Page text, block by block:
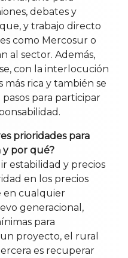
debates y
y trabajo directo
como Mercosur o
al sector. Además,
con la interlocución
rica y también se
para participar
prioridades para
y por qué?
estabilidad y precios
en los precios
en cualquier
generacional,
para
proyecto, el rural
es recuperar